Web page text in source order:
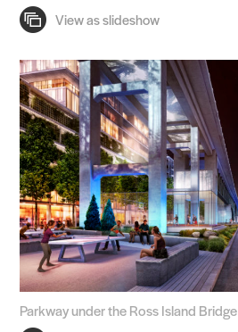
Parkway under the Ross Island Bridge